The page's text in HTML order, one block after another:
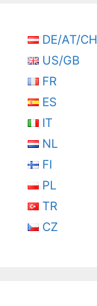
DE/AT/CH
US/GB
FR
ES
IT
NL
FI
PL
TR
CZ